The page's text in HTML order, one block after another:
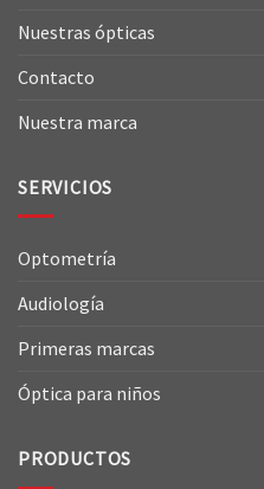
Nuestras ópticas
Contacto
Nuestra marca
SERVICIOS
Optometría
Audiología
Primeras marcas
Óptica para niños
PRODUCTOS